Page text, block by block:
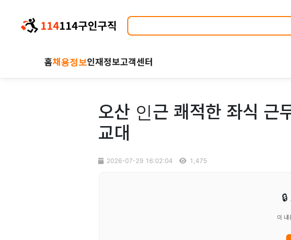
홈채용정보인재정보고객센터
오산 인근 쾌적한 좌식 근
교대
2026-07-29 16:02:04 1,475
이 내